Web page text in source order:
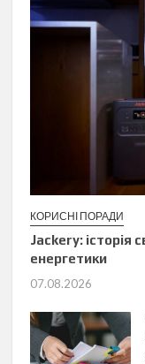
КОРИСНІ ПОРАДИ
Jackery: історія
енергетики
07.08.2026